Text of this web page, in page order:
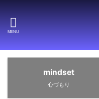
mindset
心づもり